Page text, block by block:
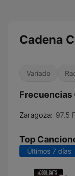
Cadena
Variado
Frecuencias
Zaragoza: 97.5
Top
Últimos 7 días